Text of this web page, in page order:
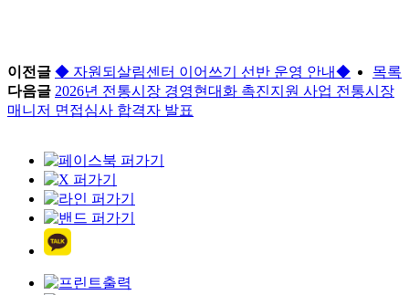
목록
이전글 ◆ 자원되살림센터 이어쓰기 선반 운영 안내◆
다음글 2026년 전통시장 경영현대화 촉진지원 사업 전통시장
매니저 면접심사 합격자 발표
출력